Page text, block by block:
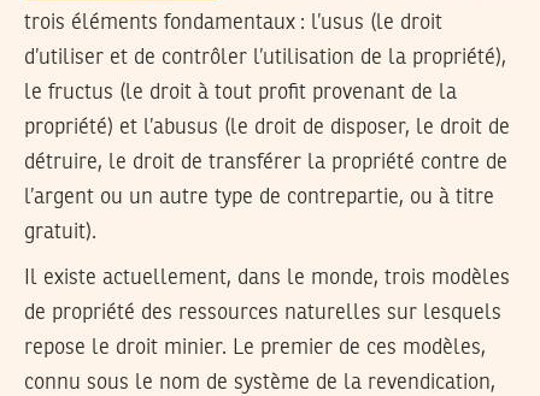
trois éléments fondamentaux : l’usus (le droit
d’utiliser et de contrôler l’utilisation de la propriété),
le fructus (le droit à tout profit provenant de la
propriété) et l’abusus (le droit de disposer, le droit de
détruire, le droit de transférer la propriété contre de
l’argent ou un autre type de contrepartie, ou à titre
gratuit).
Il existe actuellement, dans le monde, trois modèles
de propriété des ressources naturelles sur lesquels
repose le droit minier. Le premier de ces modèles,
connu sous le nom de système de la revendication,